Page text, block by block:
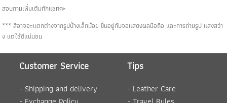
สอบถามเพิ่มเติมทักแชทคะ
*** สีอาจจะแตกต่างจากรูปบ้างเล็กน้อย ขึ้นอยู่กับจอแสดงผลมือถือ และการถ่ายรูป แสงสว่า
ง แต่ใช้ดีแน่นอน
Customer Service
- Shipping and delivery
Tips
- Leather Care